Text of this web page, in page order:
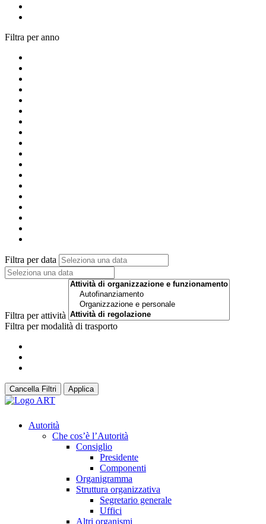
Filtra per anno
Filtra per data
Filtra per attività
Filtra per modalità di trasporto
Cancella Filtri Applica
Autorità
Che cos’è l’Autorità
Consiglio
Presidente
Componenti
Organigramma
Struttura organizzativa
Segretario generale
Uffici
Altri organismi